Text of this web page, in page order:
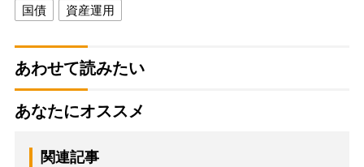
国債 資産運用
あわせて読みたい
あなたにオススメ
関連記事